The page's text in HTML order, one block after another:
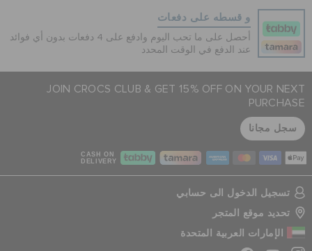
و قسطه على دفعات
أحصل على ما تحب اليوم وادفع على 4 دفعات بدون أي فوائد
عند الدفع في الوقت المحدد
JOIN CROCS CLUB & GET 15% OFF ON YOUR NEXT
PURCHASE
سجل مجانا
CASH ON
DELIVERY
تسجيل الدخول الى حسابي
تحديد موقع المتجر
الإمارات العربية المتحدة